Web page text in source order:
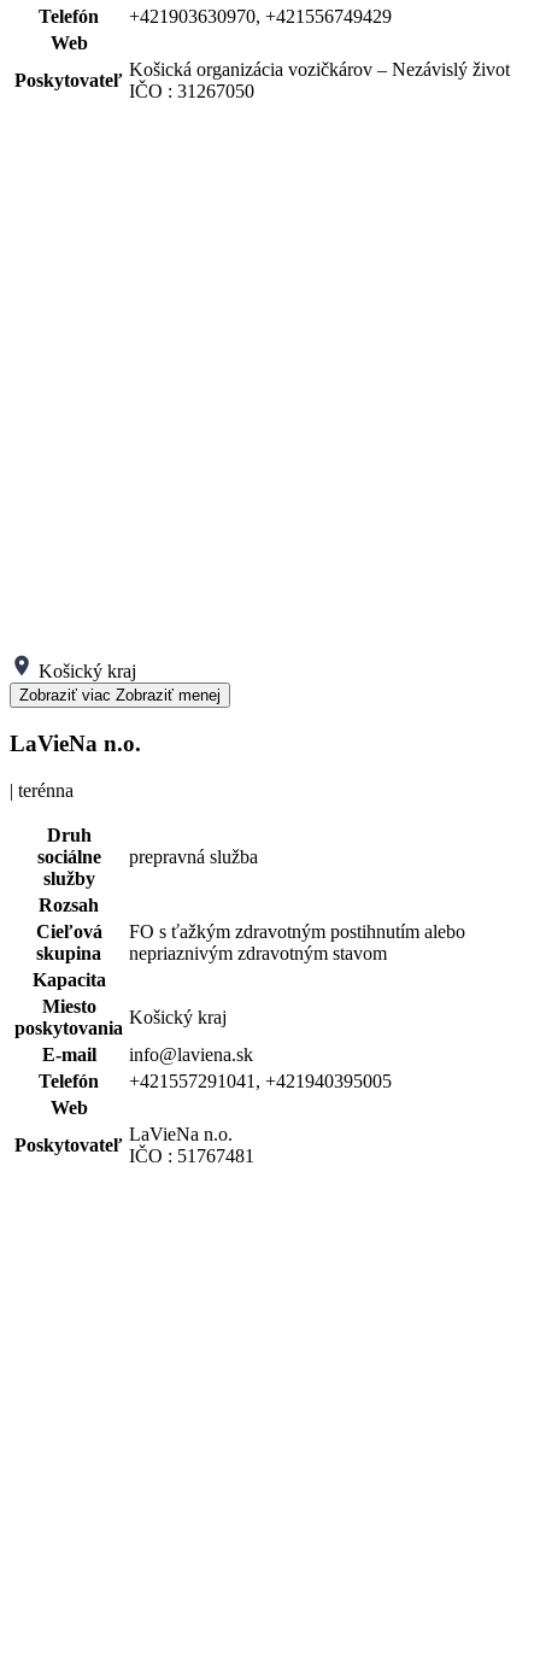
Telefón
+421903630970, +421556749429
Web
Poskytovateľ
Košická organizácia vozičkárov – Nezávislý život
IČO : 31267050
Košický kraj
Zobraziť viac Zobraziť menej
LaVieNa n.o.
| terénna
Druh
sociálne
služby
prepravná služba
Rozsah
Cieľová
skupina
FO s ťažkým zdravotným postihnutím alebo
nepriaznivým zdravotným stavom
Kapacita
Miesto
poskytovania
Košický kraj
E-mail
info@laviena.sk
Telefón
+421557291041, +421940395005
Web
Poskytovateľ
LaVieNa n.o.
IČO : 51767481